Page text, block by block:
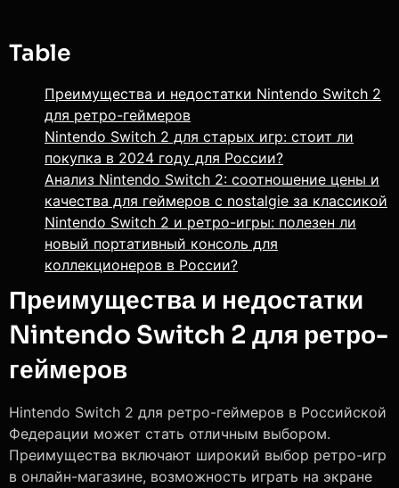
Table
Преимущества и недостатки Nintendo Switch 2
для ретро-геймеров
Nintendo Switch 2 для старых игр: стоит ли
покупка в 2024 году для России?
Анализ Nintendo Switch 2: соотношение цены и
качества для геймеров с nostalgie за классикой
Nintendo Switch 2 и ретро-игры: полезен ли
новый портативный консоль для
коллекционеров в России?
Преимущества и недостатки
Nintendo Switch 2 для ретро-
геймеров
Нintendo Switch 2 для ретро-геймеров в Российской
Федерации может стать отличным выбором.
Преимущества включают широкий выбор ретро-игр
в онлайн-магазине, возможность играть на экране